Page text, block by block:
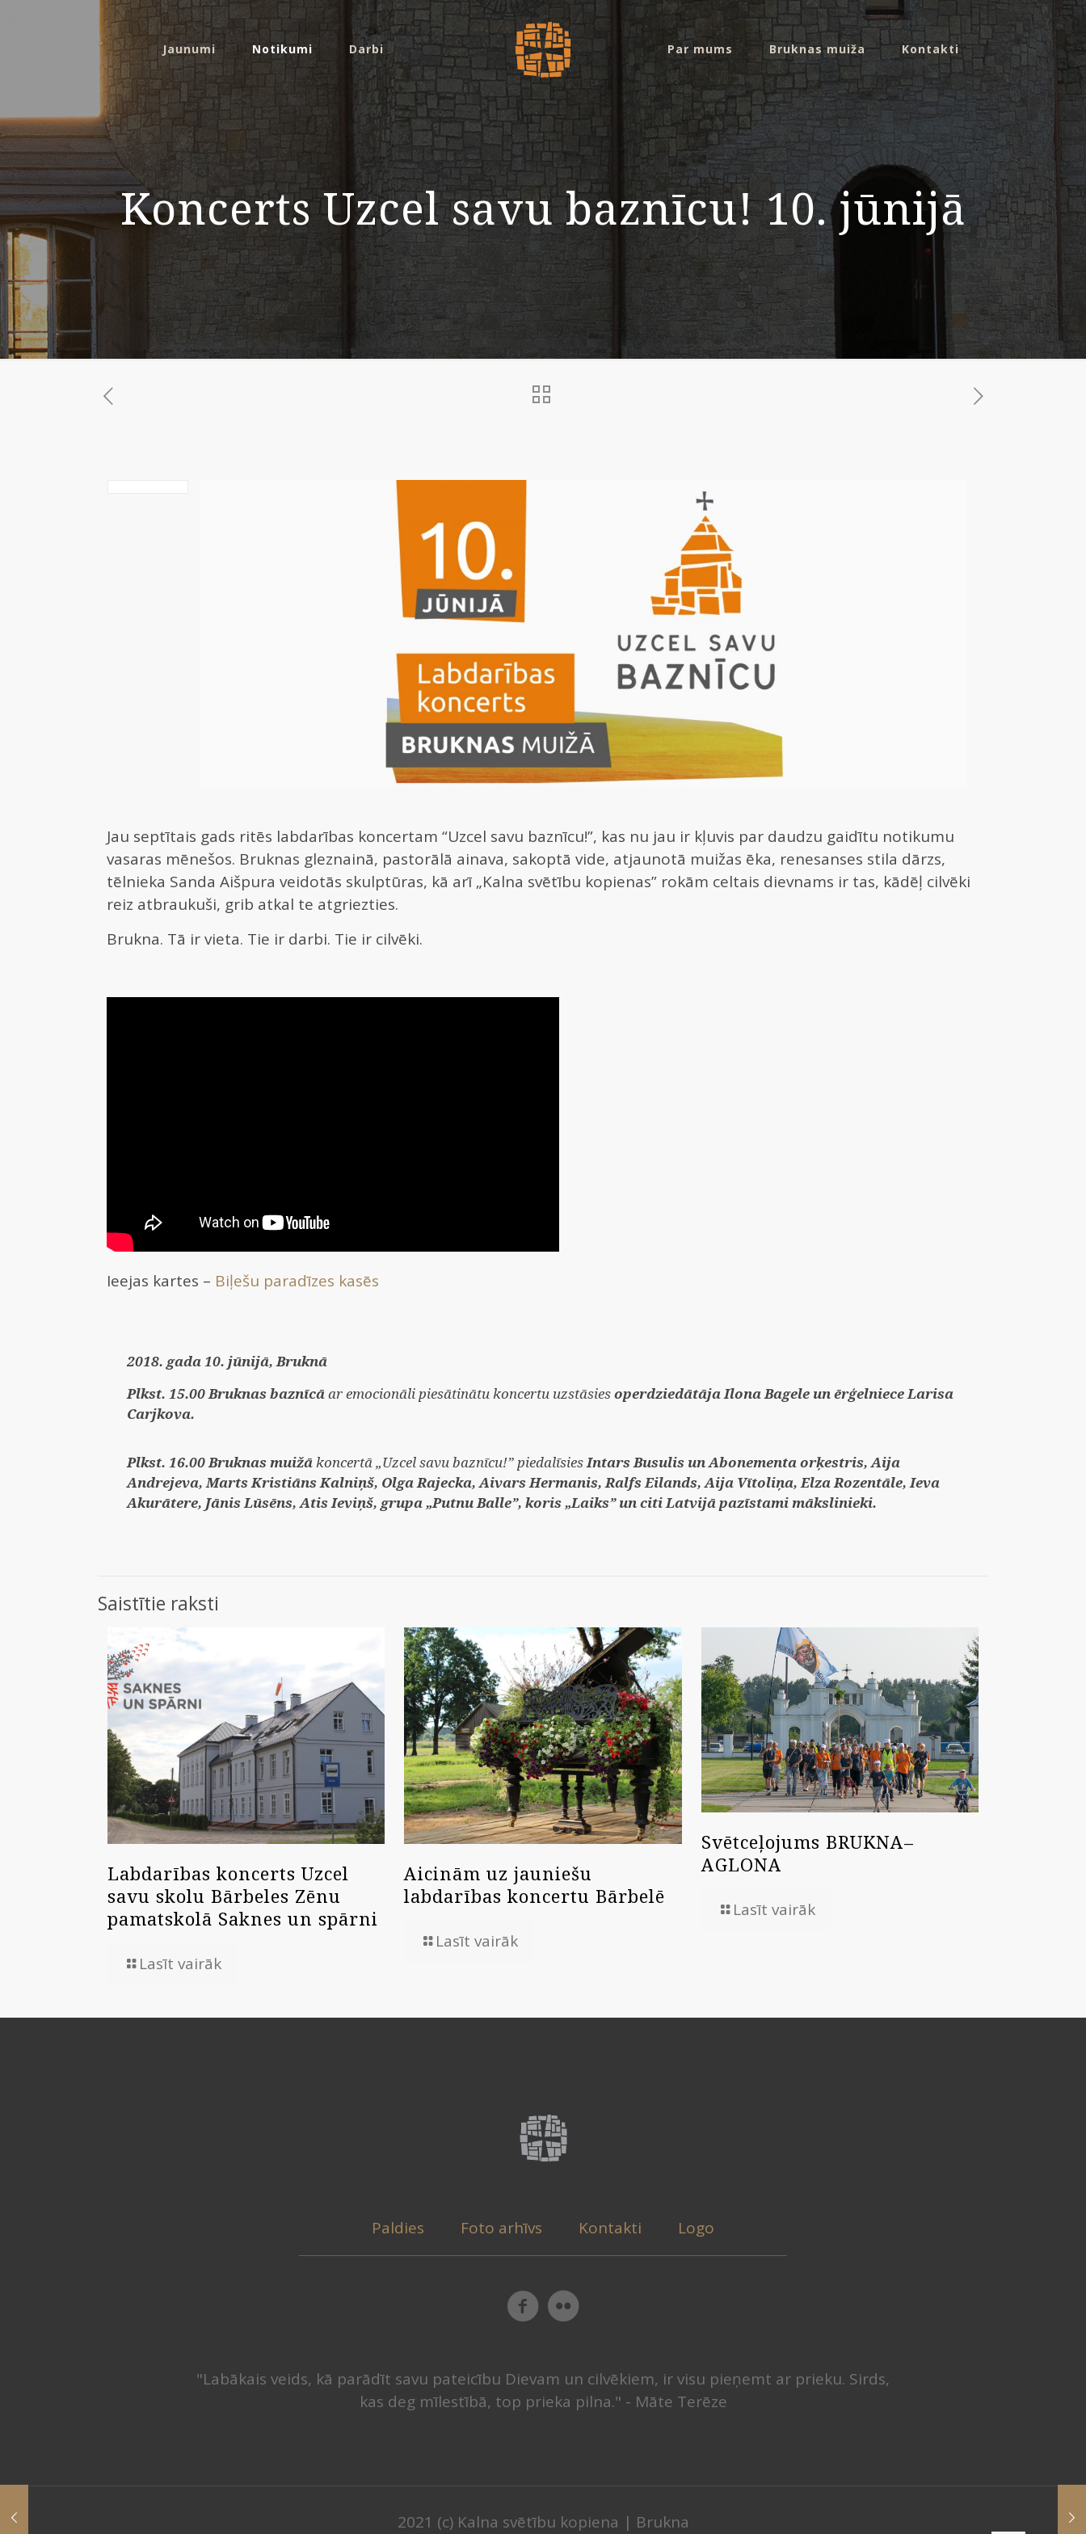
Jaunumi Notikumi Darbi Par mums Bruknas muiža Kontakti
Koncerts Uzcel savu baznīcu! 10. jūnijā
Jau septītais gads ritēs labdarības koncertam “Uzcel savu baznīcu!”, kas nu jau ir kļuvis par daudzu gaidītu notikumu
vasaras mēnešos. Bruknas gleznainā, pastorālā ainava, sakoptā vide, atjaunotā muižas ēka, renesanses stila dārzs,
tēlnieka Sanda Aišpura veidotās skulptūras, kā arī „Kalna svētību kopienas” rokām celtais dievnams ir tas, kādēļ cilvēki
reiz atbraukuši, grib atkal te atgriezties.
Brukna. Tā ir vieta. Tie ir darbi. Tie ir cilvēki.
Ieejas kartes – Biļešu paradīzes kasēs
2018. gada 10. jūnijā, Bruknā
Plkst. 15.00 Bruknas baznīcāar emocionāli piesātinātu koncertu uzstāsiesoperdziedātāja Ilona Bagele un ērģelniece Larisa
Carjkova.
Plkst. 16.00 Bruknas muižā koncertā „Uzcel savu baznīcu!” piedalīsiesIntars Busulis un Abonementa orķestris, Aija
Andrejeva, Marts Kristiāns Kalniņš, Olga Rajecka, Aivars Hermanis, Ralfs Eilands, Aija Vītoliņa, Elza Rozentāle, Ieva
Akurātere, Jānis Lūsēns, Atis Ieviņš, grupa „Putnu Balle”, koris „Laiks” un citi Latvijā pazīstami mākslinieki.
Saistītie raksti
Labdarības koncerts Uzcel
savu skolu Bārbeles Zēnu
pamatskolā Saknes un spārni
Lasīt vairāk
Aicinām uz jauniešu
labdarības koncertu Bārbelē
Lasīt vairāk
Svētceļojums BRUKNA–
AGLONA
Lasīt vairāk
Paldies Foto arhīvs Kontakti Logo
"Labākais veids, kā parādīt savu pateicību Dievam un cilvēkiem, ir visu pieņemt ar prieku. Sirds,
kas deg mīlestībā, top prieka pilna." - Māte Terēze
2021 (c) Kalna svētību kopiena | Brukna